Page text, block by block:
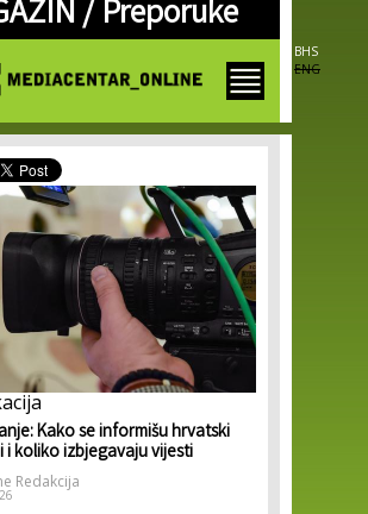
Skip to
main /Preporuke
BHS
ENG
Kako se informišu hrvatski
i koliko izbjegavaju vijesti
Redakcija